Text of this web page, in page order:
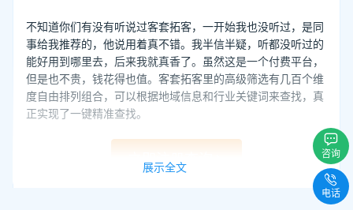
不知道你们有没有听说过客套拓客，一开始我也没听过，是同
事给我推荐的，他说用着真不错。我半信半疑，听都没听过的
能好用到哪里去，后来我就真香了。虽然这是一个付费平台，
但是也不贵，钱花得也值。客套拓客里的高级筛选有几百个维
度自由排列组合，可以根据地域信息和行业关键词来查找，真
正实现了一键精准查找。
立即注册查询
查找到客户的信息资料后还有人工智能坐席外呼，一站式解决
你的销售难题。阿里巴巴和红杉资本等著名企业也投资了这家
展示全文
咨询
电话